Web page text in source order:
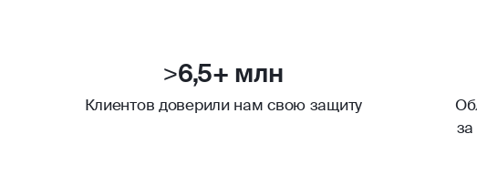
>6,5+ млн
Клиентов доверили нам свою защиту